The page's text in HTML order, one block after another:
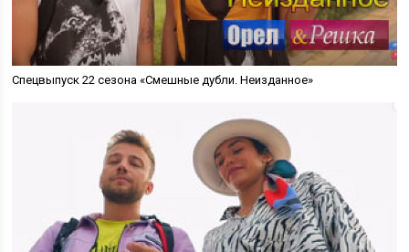
Спецвыпуск 22 сезона «Смешные дубли. Неизданное»